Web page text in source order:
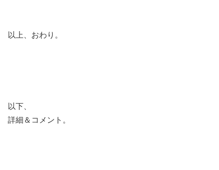
以上、おわり。
以下、
詳細＆コメント。